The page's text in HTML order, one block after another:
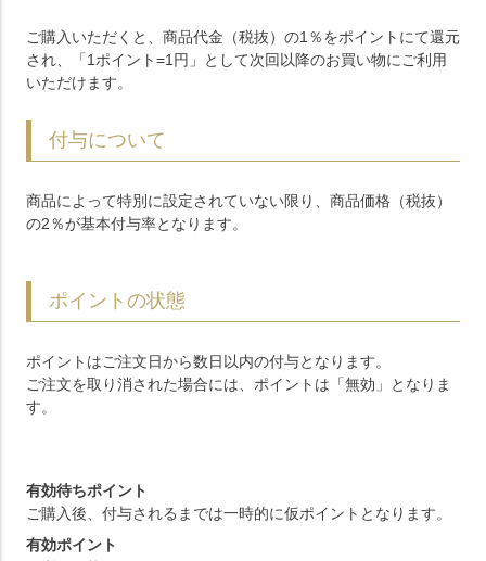
ご購入いただくと、商品代金（税抜）の1％をポイントにて還元
され、「1ポイント=1円」として次回以降のお買い物にご利用
いただけます。
付与について
商品によって特別に設定されていない限り、商品価格（税抜）
の2％が基本付与率となります。
ポイントの状態
ポイントはご注文日から数日以内の付与となります。
ご注文を取り消された場合には、ポイントは「無効」となりま
す。
有効待ちポイント
ご購入後、付与されるまでは一時的に仮ポイントとなります。
有効ポイント